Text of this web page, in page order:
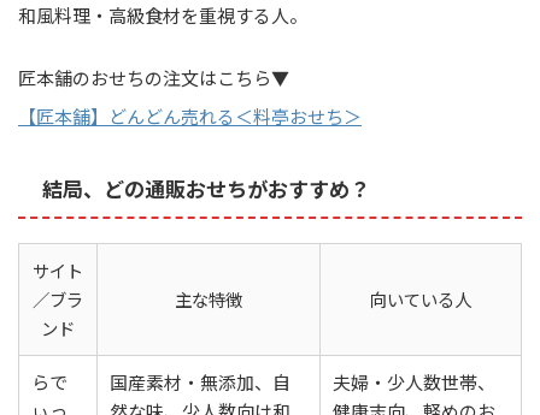
和風料理・高級食材を重視する人。
匠本舗のおせちの注文はこちら▼
【匠本舗】どんどん売れる＜料亭おせち＞
結局、どの通販おせちがおすすめ？
サイト
／ブラ
ンド
主な特徴 向いている人
らで
国産素材・無添加、自
夫婦・少人数世帯、